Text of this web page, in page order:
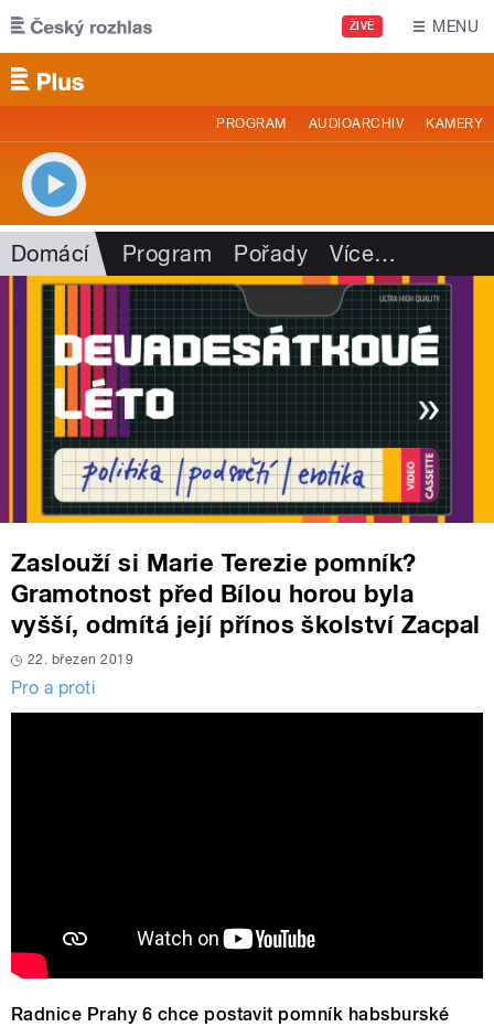
Přejít k hlavnímu obsahu
ŽIVĚ MENU
PROGRAM AUDIOARCHIV KAMERY
Domácí Program Pořady Více…
Zaslouží si Marie Terezie pomník?
Gramotnost před Bílou horou byla
vyšší, odmítá její přínos školství Zacpal
22. březen 2019
Pro a proti
Radnice Prahy 6 chce postavit pomník habsburské